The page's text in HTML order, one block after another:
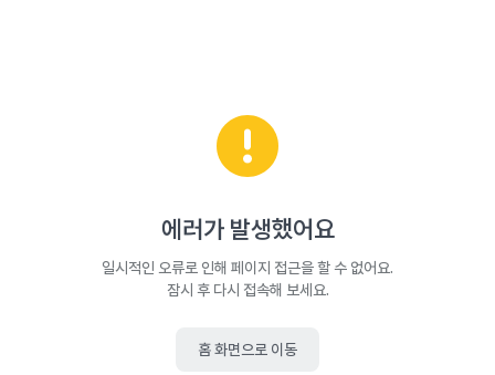
에러가 발생했어요
일시적인 오류로 인해 페이지 접근을 할 수 없어요.
잠시 후 다시 접속해 보세요.
홈 화면으로 이동